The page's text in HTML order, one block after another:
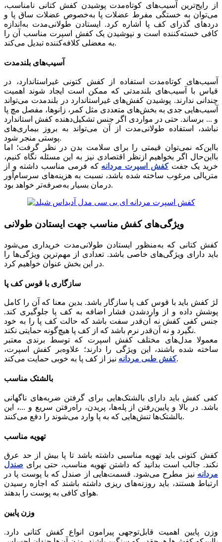
از رایج‌ترین آسیب‌های کوتاه‌مدت پوشیدن کفش کتانی نامناسب،
می‌توان به خستگی مفرط عضلات پا به‌خصوص عضلات ساق پا و
دردهای گذرای کف پا اشاره کرد. ایستادن طولانی‌مدت به‌اندازه
کافی خسته‌کننده است و نپوشیدن یک کفش اسپرت مناسب آن را
به معضلی کلافه‌کننده تبدیل می‌کند.
آسیب‌های بلندمدت
آسیب‌های کوتاه‌مدت استفاده از کفش کتونی غیراستاندارد، در
قیاس با آسیب‌های بلندمدتی که ممکن است ایجاد شوند اهمیت
چندانی ندارند. پوشیدن کفش‌های غیراستاندارد در بلندمدت می‌تواند
آسیب‌هایی جدی به بخش‌های متعددی مثل کمر، زانوها، مفصل مچ پا
و ... برساند. حتی در مواردی اگر جنس تشکیل‌دهنده کفش استاندارد
نباشد، استفاده طولانی‌مدت از آن می‌تواند به بروز بیماری‌های
پوستی منجر شود.
بااین‌که نمی‌توان قیمتی را برای سلامت بدن در نظر گرفت؛ اما
بااین‌حال اگر بخواهیم ازنظر اقتصادی نیز به این مسئله نگاه کنیم،
خرید یک جفتکفش اسپرت مردانه که فرمی مناسب داشته و از
متریالی مرغوب ساخته شده باشد، نسبت به هزینه‌های سرسام‌آور
درمان بسیار به‌صرفه‌تر خواهد بود.
ویژگی‌های کفش‌ مناسب جهت ایستادن طولانی
کفش کتانی که به‌منظور ایستادن طولانی‌مدت خریداری می‌شود
باید دارای ویژگی‌های خاصی باشد. تعدادی از مهم‌ترین ویژگی‌ها را
در این بخش عنوان خواهیم کرد.
سازگاری با قوس کف پا
لژ کفش باید با قوس کف پا سازگار باشد. بدین معنا که آن را کامل
پوشش داده و از واردشدن فشار اضافه به کف پا جلوگیری کند.
جنس کفی کفش نه آن‌قدر سفت باشد که حالت کف پا را به خود
نگیرد و نه آن‌قدر نرم باشد که از کف پا هیچ‌گونه حمایتی نکند.
معمولا مدل‌های مختلف کفش اسپرت که توسط برندی معتبر
ساخته شده باشند، این ویژگی را دارند؛ علاوه‌بر کفش اسپرت،
کفش طبی مردانهنیز از کف پا به خوبی حمایت می‌کند.
بالشتک مناسب
کفی کفش باید دارای بالشتک‌هایی برای گرفتن ضربه‌های ناگهانی
باشد. در بالا و پایین‌رفتن از پله‌ها، پریدن، راه‌رفتن سریع و ...، این
بالشتک‌ها تنش‌هایی که به پا وارد می‌شوند را دفع می‌کنند.
تهویه مناسب
کفش کتونی باید تهویه مناسبی داشته باشد تا پا بیش از حد عرق
نکند. جالب است بدانید که داشتن تهویه مناسب، حتی برای صندل
مردانه نیز مطرح می‌شود. قسمت‌هایی از صندل که با پوست پا در
ارتباط هستند، باید روزنه‌های ریزی داشته باشند که اجازه رسیدن
هوای کافی به پوست را بدهند.
وزن پایین
وزن پایین اهمیت قابل‌توجهی پیرامون انواع کفش کتانی دارد.